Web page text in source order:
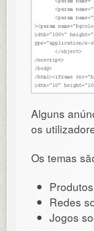
Alguns
os
Os temas
Redes
Jogos